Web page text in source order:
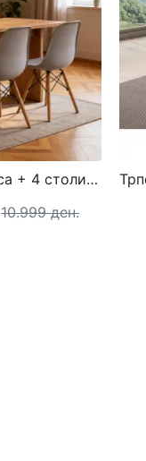
Сет Трпезариска маса + 4 столици РОЛАНД Сив
10.999 ден.